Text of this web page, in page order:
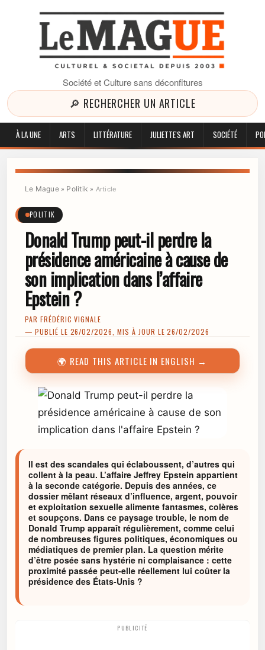
Société et Culture sans déconfitures
🔎 RECHERCHER UN ARTICLE
À LA UNE ARTS LITTÉRATURE JULIETTE'S ART SOCIÉTÉ
Le Mague» Politik » Article
POLITIK
Donald Trump peut-il perdre la
présidence américaine à cause de
son implication dans l’affaire
Epstein ?
PAR FRÉDÉRIC VIGNALE
— PUBLIÉ LE 26/02/2026, MIS À JOUR LE 26/02/2026
🌍 READ THIS ARTICLE IN ENGLISH →
Il est des scandales qui éclaboussent, d’autres qui
collent à la peau. L’affaire Jeffrey Epstein appartient
à la seconde catégorie. Depuis des années, ce
dossier mêlant réseaux d’influence, argent, pouvoir
et exploitation sexuelle alimente fantasmes, colères
et soupçons. Dans ce paysage trouble, le nom de
Donald Trump apparaît régulièrement, comme celui
de nombreuses figures politiques, économiques ou
médiatiques de premier plan. La question mérite
d’être posée sans hystérie ni complaisance : cette
proximité passée peut-elle réellement lui coûter la
présidence des États-Unis ?
PUBLICITÉ